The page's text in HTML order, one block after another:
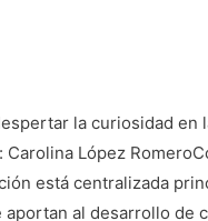
la curiosidad en
López
está centralizada
al desarrollo de